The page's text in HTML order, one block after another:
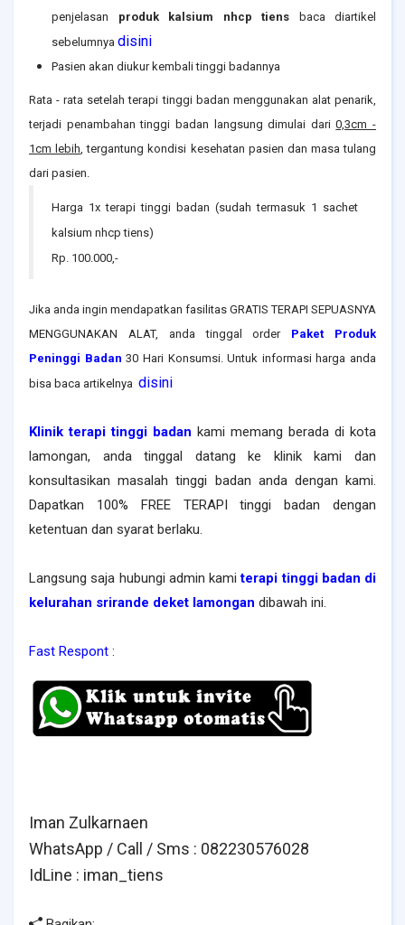
penjelasan produk kalsium nhcp tiens baca diartikel
sebelumnya disini
Pasien akan diukur kembali tinggi badannya
Rata - rata setelah terapi tinggi badan menggunakan alat penarik,
terjadi penambahan tinggi badan langsung dimulai dari0,3cm -
1cm lebih, tergantung kondisi kesehatan pasien dan masa tulang
dari pasien.
Harga 1x terapi tinggi badan (sudah termasuk 1 sachet
kalsium nhcp tiens)
Rp. 100.000,-
Jika anda ingin mendapatkan fasilitas GRATIS TERAPI SEPUASNYA
MENGGUNAKAN ALAT, anda tinggal order Paket Produk
Peninggi Badan 30 Hari Konsumsi. Untuk informasi harga anda
bisa baca artikelnya disini
Klinik terapi tinggi badan kami memang berada di kota
lamongan, anda tinggal datang ke klinik kami dan
konsultasikan masalah tinggi badan anda dengan kami.
Dapatkan 100% FREE TERAPI tinggi badan dengan
ketentuan dan syarat berlaku.
Langsung saja hubungi admin kamiterapi tinggi badan di
kelurahan srirande deket lamongan dibawah ini.
Fast Respont :
Iman Zulkarnaen
WhatsApp / Call / Sms : 082230576028
IdLine : iman_tiens